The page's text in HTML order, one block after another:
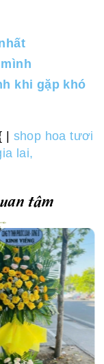
khi gặp khó
| shop hoa tươi
lai,
tâm